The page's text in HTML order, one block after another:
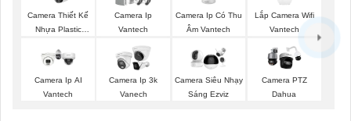
GÓI
SẢN
Camera Thiết Kế
Nhựa Plastic
Camera Ip
Vantech
Camera Ip Có Thu
Âm Vantech
Lắp Camera Wifi
Vantech
Camera Ip AI
Vantech
Camera Ip 3k
Vanech
Camera Siêu Nhạy
Sáng Ezviz
Camera PTZ
Dahua